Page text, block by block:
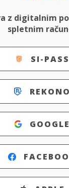
z digitalnim
spletnim
SI-PASS
REKONO
GOOGLE